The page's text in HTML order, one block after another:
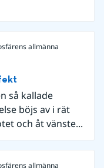
allmänna
så kallade
böjs av i rät
och åt vänste...
allmänna